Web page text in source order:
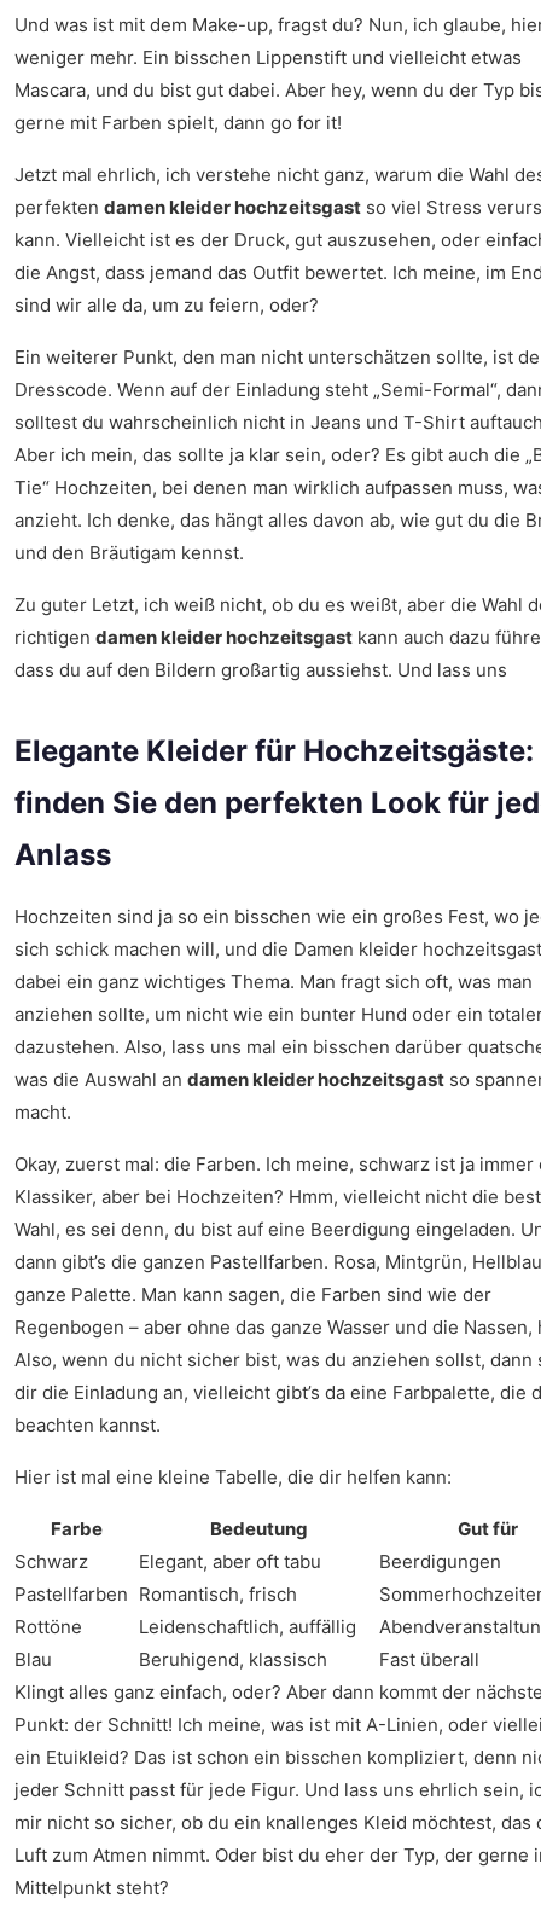
Und was ist mit dem Make-up, fragst du? Nun, ich glaube,
weniger mehr. Ein bisschen Lippenstift und vielleicht etwas
Mascara, und du bist gut dabei. Aber hey, wenn du der Typ
gerne mit Farben spielt, dann go for it!
Jetzt mal ehrlich, ich verstehe nicht ganz, warum die Wahl
perfekten damen kleider hochzeitsgast so viel Stress
kann. Vielleicht ist es der Druck, gut auszusehen, oder
die Angst, dass jemand das Outfit bewertet. Ich meine, im
sind wir alle da, um zu feiern, oder?
Ein weiterer Punkt, den man nicht unterschätzen sollte, ist
Dresscode. Wenn auf der Einladung steht „Semi-Formal“,
solltest du wahrscheinlich nicht in Jeans und T-Shirt
Aber ich mein, das sollte ja klar sein, oder? Es gibt auch die
Tie“ Hochzeiten, bei denen man wirklich aufpassen muss,
anzieht. Ich denke, das hängt alles davon ab, wie gut du die
und den Bräutigam kennst.
Zu guter Letzt, ich weiß nicht, ob du es weißt, aber die Wahl
richtigen damen kleider hochzeitsgast kann auch dazu
dass du auf den Bildern großartig aussiehst. Und lass uns
Elegante Kleider für Hochzeitsgäste:
finden Sie den perfekten Look für
Anlass
Hochzeiten sind ja so ein bisschen wie ein großes Fest, wo
sich schick machen will, und die Damen kleider
dabei ein ganz wichtiges Thema. Man fragt sich oft, was man
anziehen sollte, um nicht wie ein bunter Hund oder ein
dazustehen. Also, lass uns mal ein bisschen darüber
was die Auswahl an damen kleider hochzeitsgast so
macht.
Okay, zuerst mal: die Farben. Ich meine, schwarz ist ja immer
Klassiker, aber bei Hochzeiten? Hmm, vielleicht nicht die
Wahl, es sei denn, du bist auf eine Beerdigung eingeladen.
dann gibt’s die ganzen Pastellfarben. Rosa, Mintgrün,
ganze Palette. Man kann sagen, die Farben sind wie der
Regenbogen – aber ohne das ganze Wasser und die Nassen,
Also, wenn du nicht sicher bist, was du anziehen sollst, dann
dir die Einladung an, vielleicht gibt’s da eine Farbpalette, die
beachten kannst.
Hier ist mal eine kleine Tabelle, die dir helfen kann:
Farbe Bedeutung
Gut für
Schwarz
Elegant, aber oft tabu
Beerdigungen
Pastellfarben Romantisch, frisch
Rottöne
Leidenschaftlich, auffällig
Blau
Beruhigend, klassisch
Fast überall
Klingt alles ganz einfach, oder? Aber dann kommt der
Punkt: der Schnitt! Ich meine, was ist mit A-Linien, oder
ein Etuikleid? Das ist schon ein bisschen kompliziert, denn
jeder Schnitt passt für jede Figur. Und lass uns ehrlich sein,
mir nicht so sicher, ob du ein knallenges Kleid möchtest, das
Luft zum Atmen nimmt. Oder bist du eher der Typ, der gerne
Mittelpunkt steht?